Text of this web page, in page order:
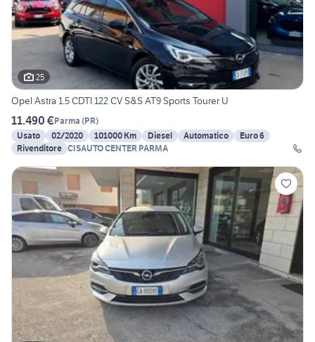
25
Opel Astra 1.5 CDTI 122 CV S&S AT9 Sports Tourer U
11.490 €Parma (PR)
Usato
02/2020 101000 Km Diesel Automatico
Euro 6
Rivenditore CISAUTO CENTER PARMA